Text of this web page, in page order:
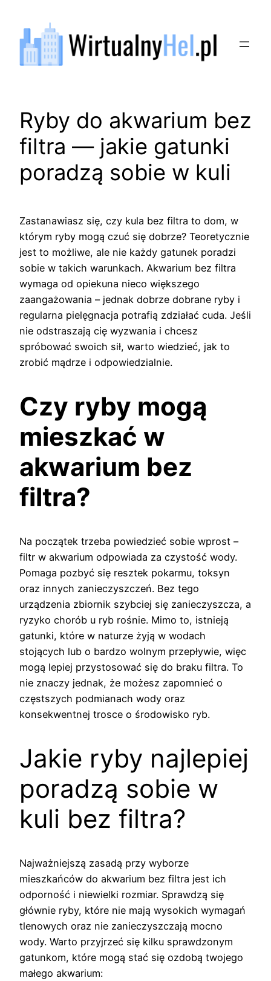
treści
Ryby do akwarium bez
filtra — jakie gatunki
poradzą sobie w kuli
Zastanawiasz się, czy kula bez filtra to dom, w
którym ryby mogą czuć się dobrze? Teoretycznie
jest to możliwe, ale nie każdy gatunek poradzi
sobie w takich warunkach. Akwarium bez filtra
wymaga od opiekuna nieco większego
zaangażowania – jednak dobrze dobrane ryby i
regularna pielęgnacja potrafią zdziałać cuda. Jeśli
nie odstraszają cię wyzwania i chcesz
spróbować swoich sił, warto wiedzieć, jak to
zrobić mądrze i odpowiedzialnie.
Czy ryby mogą
mieszkać w
akwarium bez
filtra?
Na początek trzeba powiedzieć sobie wprost –
filtr w akwarium odpowiada za czystość wody.
Pomaga pozbyć się resztek pokarmu, toksyn
oraz innych zanieczyszczeń. Bez tego
urządzenia zbiornik szybciej się zanieczyszcza, a
ryzyko chorób u ryb rośnie. Mimo to, istnieją
gatunki, które w naturze żyją w wodach
stojących lub o bardzo wolnym przepływie, więc
mogą lepiej przystosować się do braku filtra. To
nie znaczy jednak, że możesz zapomnieć o
częstszych podmianach wody oraz
konsekwentnej trosce o środowisko ryb.
Jakie ryby najlepiej
poradzą sobie w
kuli bez filtra?
Najważniejszą zasadą przy wyborze
mieszkańców do akwarium bez filtra jest ich
odporność i niewielki rozmiar. Sprawdzą się
głównie ryby, które nie mają wysokich wymagań
tlenowych oraz nie zanieczyszczają mocno
wody. Warto przyjrzeć się kilku sprawdzonym
gatunkom, które mogą stać się ozdobą twojego
małego akwarium: